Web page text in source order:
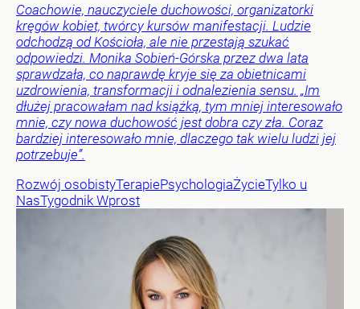
Coachowie, nauczyciele duchowości, organizatorki
kręgów kobiet, twórcy kursów manifestacji. Ludzie
odchodzą od Kościoła, ale nie przestają szukać
odpowiedzi. Monika Sobień-Górska przez dwa lata
sprawdzała, co naprawdę kryje się za obietnicami
uzdrowienia, transformacji i odnalezienia sensu. „Im
dłużej pracowałam nad książką, tym mniej interesowało
mnie, czy nowa duchowość jest dobra czy zła. Coraz
bardziej interesowało mnie, dlaczego tak wielu ludzi jej
potrzebuje”.
Rozwój osobistyTerapiePsychologiaŻycieTylko u
NasTygodnik Wprost